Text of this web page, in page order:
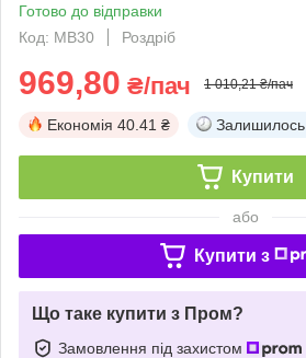
Готово до відправки
Код: МВ30
Роздріб
969,80 ₴/пач 1 010,21 ₴/пач
Економія 40.41 ₴ Залишилось
Купити
або
Купити з
Що таке купити з Пром?
Замовлення під захистом